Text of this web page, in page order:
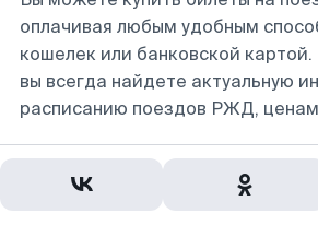
оплачивая любым удобным
кошелек или банковской
вы всегда найдете актуальную
расписанию поездов РЖД,